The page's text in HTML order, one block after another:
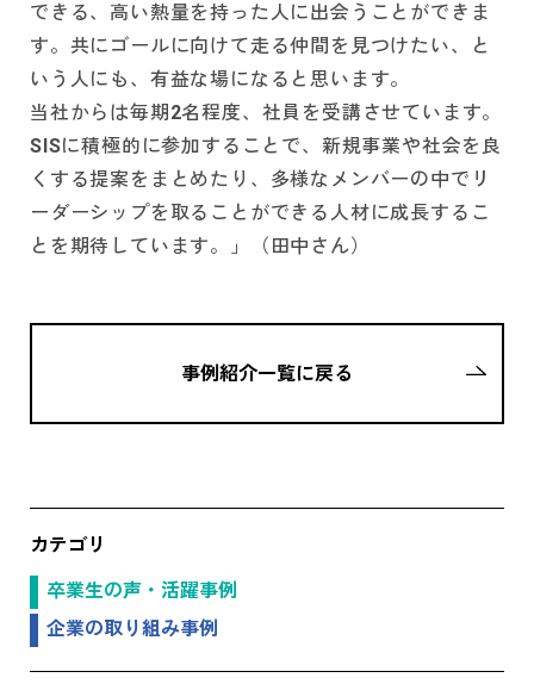
できる、高い熱量を持った人に出会うことができま
す。共にゴールに向けて走る仲間を見つけたい、と
いう人にも、有益な場になると思います。
当社からは毎期2名程度、社員を受講させています。
SISに積極的に参加することで、新規事業や社会を良
くする提案をまとめたり、多様なメンバーの中でリ
ーダーシップを取ることができる人材に成長するこ
とを期待しています。」（田中さん）
事例紹介一覧に戻る
カテゴリ
卒業生の声・活躍事例
企業の取り組み事例